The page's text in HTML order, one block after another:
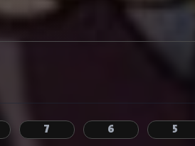
5
6
7